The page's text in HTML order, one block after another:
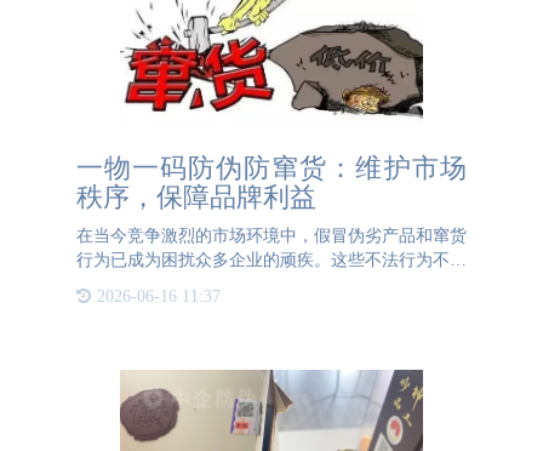
一物一码防伪防窜货：维护市场
秩序，保障品牌利益
在当今竞争激烈的市场环境中，假冒伪劣产品和窜货
行为已成为困扰众多企业的顽疾。这些不法行为不仅
严重破坏了市场秩序，更对品牌声誉和消费者利益造
成了巨大损害。为了有效应对这一挑战，越来越多的
2026-06-16 11:37